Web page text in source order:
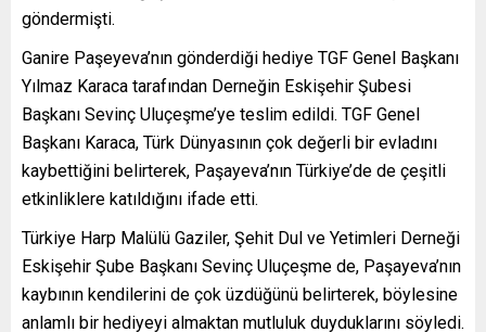
göndermişti.
Ganire Paşeyeva’nın gönderdiği hediye TGF Genel Başkanı
Yılmaz Karaca tarafından Derneğin Eskişehir Şubesi
Başkanı Sevinç Uluçeşme’ye teslim edildi. TGF Genel
Başkanı Karaca, Türk Dünyasının çok değerli bir evladını
kaybettiğini belirterek, Paşayeva’nın Türkiye’de de çeşitli
etkinliklere katıldığını ifade etti.
Türkiye Harp Malülü Gaziler, Şehit Dul ve Yetimleri Derneği
Eskişehir Şube Başkanı Sevinç Uluçeşme de, Paşayeva’nın
kaybının kendilerini de çok üzdüğünü belirterek, böylesine
anlamlı bir hediyeyi almaktan mutluluk duyduklarını söyledi.